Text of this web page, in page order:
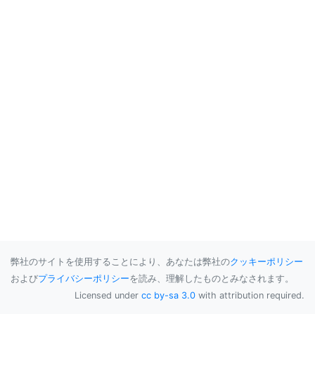
弊社のサイトを使用することにより、あなたは弊社のクッキーポリシー
およびプライバシーポリシーを読み、理解したものとみなされます。
Licensed under cc by-sa 3.0 with attribution required.